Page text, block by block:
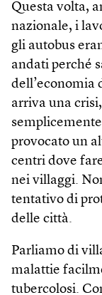
Questa volta,
nazionale, i
gli autobus
andati perché
dell’economia
arriva una
provocato un
centri dove
nei villaggi.
tentativo di
delle città.
Parliamo di
malattie
tubercolosi.